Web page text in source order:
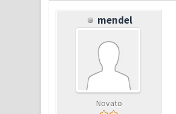
mendel
Novato